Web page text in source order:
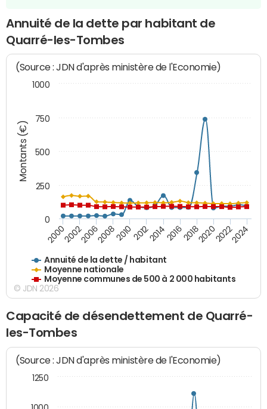
Annuité de la dette par habitant de
Quarré-les-Tombes
Montants (€)
(Source : JDN d'après ministère de l'Economie)
Annuité de la dette / habitant
Moyenne nationale
Moyenne communes de 500 à 2 000 habitants
200020022006200820102012201420162018202020222024
0
250
500
750
1000
© JDN 2026
Capacité de désendettement de Quarré-
les-Tombes
(Source : JDN d'après ministère de l'Economie)
1250